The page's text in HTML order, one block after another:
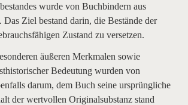
wurde von Buchbindern aus
Das Ziel bestand darin, die Bestände der
Zustand zu versetzen.
äußeren Merkmalen sowie
Bedeutung wurden von
darum, dem Buch seine ursprüngliche
der wertvollen Originalsubstanz stand